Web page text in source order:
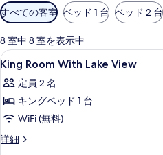
利
用
可
能
な
客
室
の
り
すべての客室 ベッド 1 台 ベッド 2 台
8 室中 8 室を表示中
King
Room
With
Lake
View
の
10
King Room With Lake View
定員 2 名
キングベッド 1 台
WiFi (無料)
詳細
King